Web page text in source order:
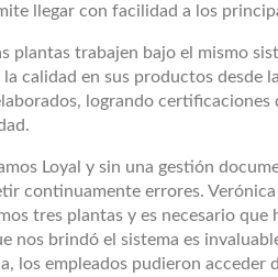
llegar con facilidad a los
plantas trabajen bajo el mismo
calidad en sus productos desde
logrando certificaciones
Loyal y sin una gestión
continuamente errores.
tres plantas y es necesario
nos brindó el sistema es
los empleados pudieron acceder